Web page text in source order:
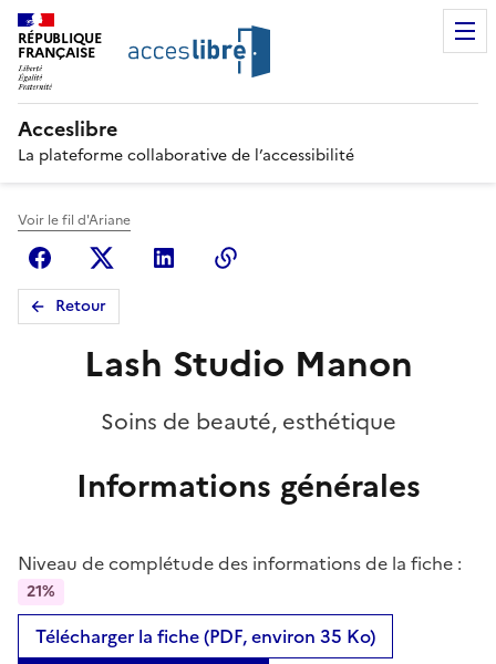
RÉPUBLIQUE
FRANÇAISE
Acceslibre
La plateforme collaborative de l’accessibilité
Voir le fil d'Ariane
FacebookX (anciennement Twitter)
Linkedin
Retour
Lash Studio Manon
Soins de beauté, esthétique
Informations générales
Niveau de complétude des informations de la fiche :
21%
Télécharger la fiche (PDF, environ 35 Ko)